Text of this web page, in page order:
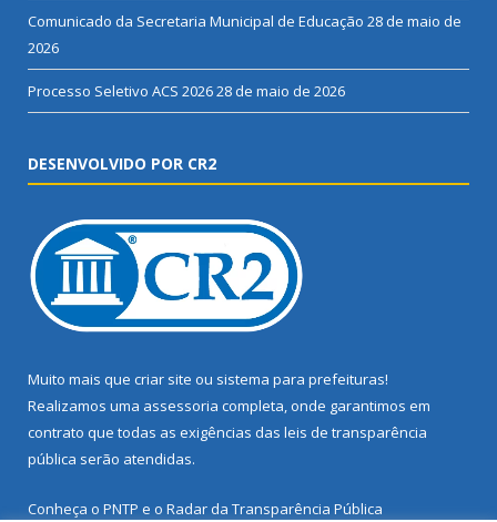
Comunicado da Secretaria Municipal de Educação 28 de maio de
2026
Processo Seletivo ACS 202628 de maio de 2026
DESENVOLVIDO POR CR2
Muito mais que criar site ou sistema para prefeituras!
Realizamos uma assessoria completa, onde garantimos em
contrato que todas as exigências das leis de transparência
pública serão atendidas.
Conheça o PNTP e o Radar da Transparência Pública